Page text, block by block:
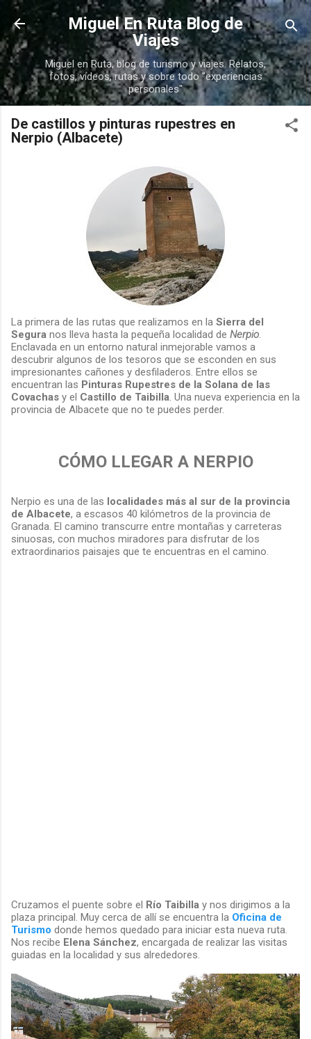
Ir al contenido principal
Miguel En Ruta Blog de
Viajes
Miguel en Ruta, blog de turismo y viajes. Relatos,
fotos, vídeos, rutas y sobre todo "experiencias
personales"
De castillos y pinturas rupestres en
Nerpio (Albacete)
La primera de las rutas que realizamos en la Sierra del
Segura nos lleva hasta la pequeña localidad de Nerpio
Enclavada en un entorno natural inmejorable vamos a
descubrir algunos de los tesoros que se esconden en sus
impresionantes cañones y desfiladeros. Entre ellos se
encuentran las Pinturas Rupestres de la Solana de las
Covachas y el Castillo de Taibilla . Una nueva experiencia en la
provincia de Albacete que no te puedes perder.
CÓMO LLEGAR A NERPIO
Nerpio es una de las localidades más al sur de la provincia
de Albacete, a escasos 40 kilómetros de la provincia de
Granada. El camino transcurre entre montañas y carreteras
sinuosas, con muchos miradores para disfrutar de los
extraordinarios paisajes que te encuentras en el camino.
Cruzamos el puente sobre el Río Taibilla y nos dirigimos a la
plaza principal. Muy cerca de allí se encuentra la Oficina de
Turismo donde hemos quedado para iniciar esta nueva ruta.
Nos recibe Elena Sánchez, encargada de realizar las visitas
guiadas en la localidad y sus alrededores.